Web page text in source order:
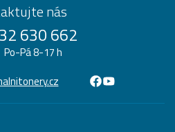
nás
630 662
Po-Pá 8-17 h